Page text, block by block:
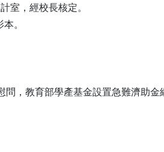
室，經校長核定。
。
，教育部學產基金設置急難濟助金